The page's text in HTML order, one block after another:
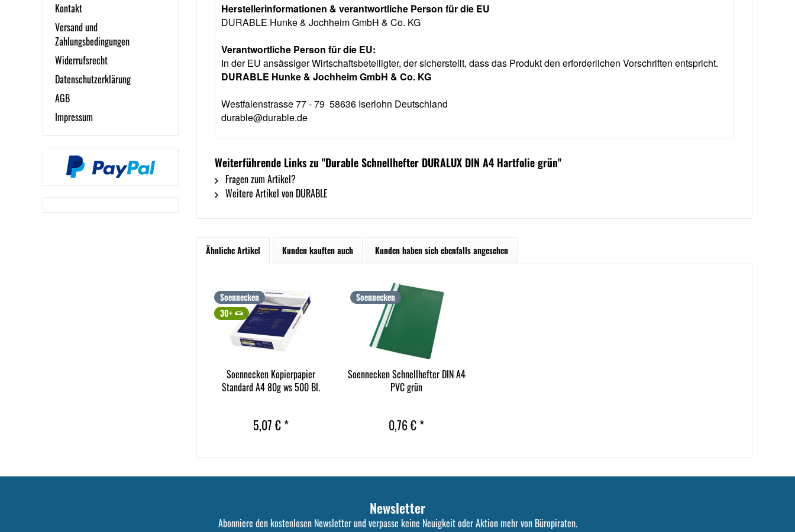
Kontakt
Versand und
Zahlungsbedingungen
Widerrufsrecht
Datenschutzerklärung
AGB
Impressum
Herstellerinformationen & verantwortliche Person für die EU
DURABLE Hunke & Jochheim GmbH & Co. KG
Verantwortliche Person für die EU:
In der EU ansässiger Wirtschaftsbeteiligter, der sicherstellt, dass das Produkt den erforderlichen Vorschriften entspricht.
DURABLE Hunke & Jochheim GmbH & Co. KG
Westfalenstrasse 77 - 79 58636 Iserlohn Deutschland
durable@durable.de
Weiterführende Links zu "Durable Schnellhefter DURALUX DIN A4 Hartfolie grün"
Fragen zum Artikel?
Weitere Artikel von DURABLE
Ähnliche Artikel Kunden kauften auch Kunden haben sich ebenfalls angesehen
Soennecken
30+
Soennecken Kopierpapier
Standard A4 80g ws 500 Bl.
5,07 € *
Soennecken
Soennecken Schnellhefter DIN A4
PVC grün
0,76 € *
Newsletter
Abonniere den kostenlosen Newsletter und verpasse keine Neuigkeit oder Aktion mehr von Büropiraten.